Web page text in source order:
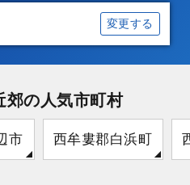
変更する
郊の人気市町村
市 西牟婁郡白浜町